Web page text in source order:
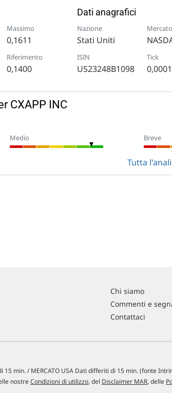
Massimo
0,1611
Riferimento
0,1400
Dati anagrafici
Nazione
Stati Uniti
Mercato
ISIN
US23248B1098
Tick
0,0001
CXAPP INC
Medio Breve
Tutta
Chi siamo
Commenti e
Contattaci
15 min. / MERCATO USA Dati differiti di 15 min. (fonte
nostreCondizioni di utilizzo, del Disclaimer MAR, delle